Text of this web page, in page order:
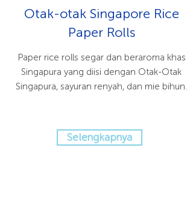
Otak-otak Singapore Rice
Paper Rolls
Paper rice rolls segar dan beraroma khas
Singapura yang diisi dengan Otak-Otak
Singapura, sayuran renyah, dan mie bihun.
Selengkapnya